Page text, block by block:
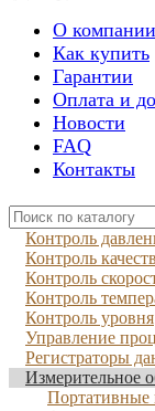
О компании
Как купить
Гарантии
Оплата и
Новости
FAQ
Контакты
Контроль
Контроль
Контроль
Контроль
Контроль уровня
Управление
Регистраторы
Измерительное